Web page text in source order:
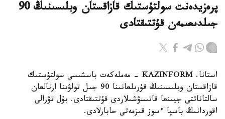
پرەزيدەنت سولتۇستىك قازاقستان وبلىسىنىڭ 90
جىلدىعىمەن قۇتتىقتادى
استانا. KAZINFORM - مەملەكەت باسشىسى سولتۇستىك
قازاقستان وبلىسىنىڭ قۇرىلعانىنا 90 جىل تولۋىنا ارنالعان
سالتاناتتى جيىنعا قاتىسۋشىلاردى قۇتتىقتادى. بۇل تۋرالى
اقوردانىڭ باسپا ءسوز قىزمەتى حابارلادى.